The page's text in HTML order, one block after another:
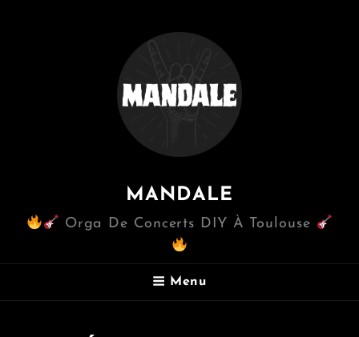
MANDALE
Orga De Concerts DIY À Toulouse
Menu